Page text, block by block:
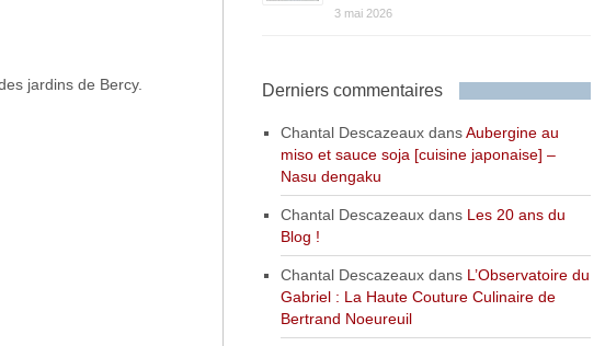
jardins de Bercy.
3 mai 2026
Derniers commentaires
Chantal DescazeauxdansAubergine au
miso et sauce soja [cuisine japonaise] –
Nasu dengaku
Chantal Descazeauxdans Les 20 ans du
Blog !
Chantal Descazeauxdans L’Observatoire du
Gabriel : La Haute Couture Culinaire de
Bertrand Noeureuil